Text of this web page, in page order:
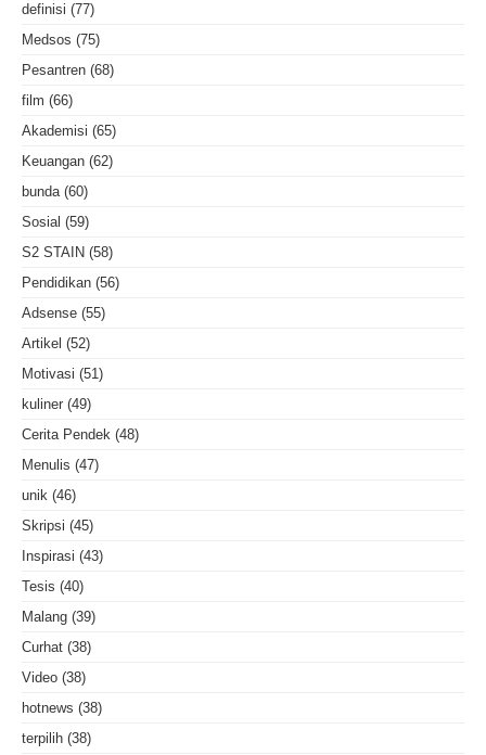
definisi (77)
Medsos (75)
Pesantren (68)
film (66)
Akademisi (65)
Keuangan (62)
bunda (60)
Sosial (59)
S2 STAIN (58)
Pendidikan (56)
Adsense (55)
Artikel (52)
Motivasi (51)
kuliner (49)
Cerita Pendek (48)
Menulis (47)
unik (46)
Skripsi (45)
Inspirasi (43)
Tesis (40)
Malang (39)
Curhat (38)
Video (38)
hotnews (38)
terpilih (38)